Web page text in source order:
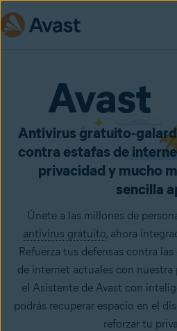
Avast
Antivirus
contra estafas de
privacidad y mucho
sencilla
Únete a las millones de
antivirus gratuito, ahora
Refuerza tus defensas contra
de internet actuales con
el Asistente de Avast con
podrás recuperar espacio en el
reforzar tu